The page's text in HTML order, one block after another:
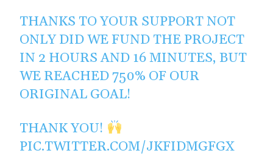
THANKS TO YOUR SUPPORT NOT
ONLY DID WE FUND THE PROJECT
IN 2 HOURS AND 16 MINUTES, BUT
WE REACHED 750% OF OUR
ORIGINAL GOAL!
THANK YOU!
PIC.TWITTER.COM/JKFIDMGFGX